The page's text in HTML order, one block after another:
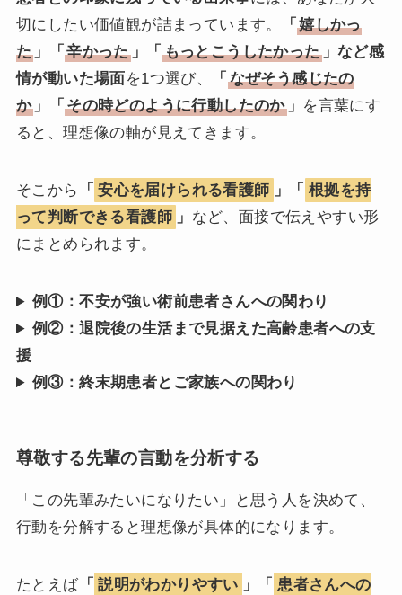
切にしたい価値観が詰まっています。
「嬉しかっ
た 」「辛かった」「 もっとこうしたかった」など感
情が動いた場面を1つ選び、 「 なぜそう感じたの
か 」「その時どのように行動したのか」 を言葉にす
ると、理想像の軸が見えてきます。
そこから 「 安心を届けられる看護師 」「 根拠を持
って判断できる看護師 」 など、面接で伝えやすい形
にまとめられます。
例①：不安が強い術前患者さんへの関わり
例②：退院後の生活まで見据えた高齢患者への支
援
例③：終末期患者とご家族への関わり
尊敬する先輩の言動を分析する
「この先輩みたいになりたい」と思う人を決めて、
行動を分解すると理想像が具体的になります。
たとえば「 説明がわかりやすい 」「 患者さんへの